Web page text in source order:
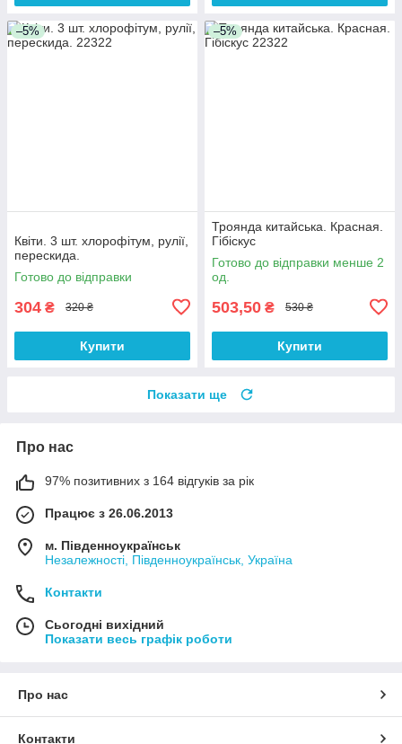
–5%
Квіти. 3 шт. хлорофітум, рулії,
перескида.
Готово до відправки
304 ₴ 320 ₴
Купити
–5%
Троянда китайська. Красная.
Гібіскус
Готово до відправки менше 2
од.
503,50 ₴ 530 ₴
Купити
Показати ще
Про нас
97% позитивних з 164 відгуків за рік
Працює з 26.06.2013
м. Південноукраїнськ
Незалежності, Південноукраїнськ, Україна
Контакти
Сьогодні вихідний
Показати весь графік роботи
Про нас
Контакти